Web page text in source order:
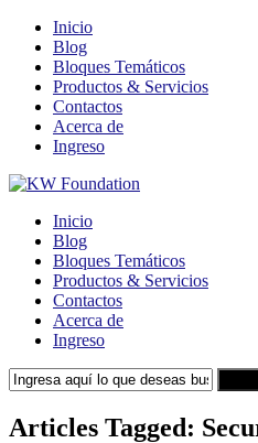
Inicio
Blog
Bloques Temáticos
Productos & Servicios
Contactos
Acerca de
Ingreso
Inicio
Blog
Bloques Temáticos
Productos & Servicios
Contactos
Acerca de
Ingreso
Articles Tagged: